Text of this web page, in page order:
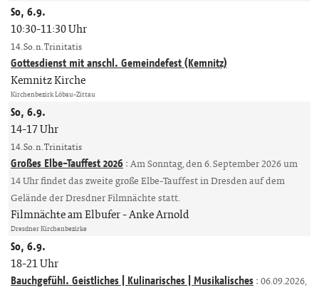
So, 6.9.
10:30-11:30 Uhr
14. So. n. Trinitatis
Gottesdienst mit anschl. Gemeindefest (Kemnitz)
Kemnitz Kirche
Kirchenbezirk Löbau-Zittau
So, 6.9.
14-17 Uhr
14. So. n. Trinitatis
Großes Elbe-Tauffest 2026: Am Sonntag, den 6. September 2026 um
14 Uhr findet das zweite große Elbe-Tauffest in Dresden auf dem
Gelände der Dresdner Filmnächte statt.
Filmnächte am Elbufer Anke Arnold
Dresdner Kirchenbezirke
So, 6.9.
18-21 Uhr
Bauchgefühl. Geistliches | Kulinarisches | Musikalisches: 06.09.2026,